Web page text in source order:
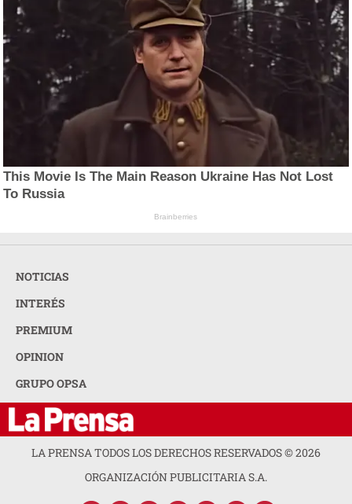
This Movie Is The Main Reason Ukraine Has Not Lost
To Russia
Brainberries
NOTICIAS
INTERÉS
PREMIUM
OPINION
GRUPO OPSA
LA PRENSA TODOS LOS DERECHOS RESERVADOS ©2026
ORGANIZACIÓN PUBLICITARIA S.A.